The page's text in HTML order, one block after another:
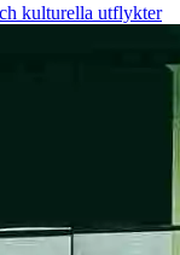
kulturella utflykter